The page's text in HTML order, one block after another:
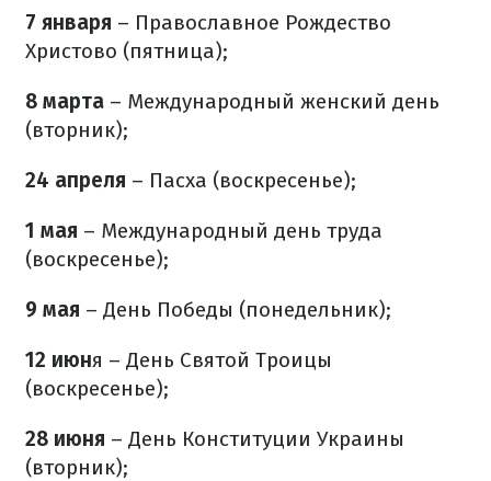
7 января – Православное Рождество
Христово (пятница);
8 марта – Международный женский день
(вторник);
24 апреля – Пасха (воскресенье);
1 мая – Международный день труда
(воскресенье);
9 мая – День Победы (понедельник);
12 июня – День Святой Троицы
(воскресенье);
28 июня – День Конституции Украины
(вторник);